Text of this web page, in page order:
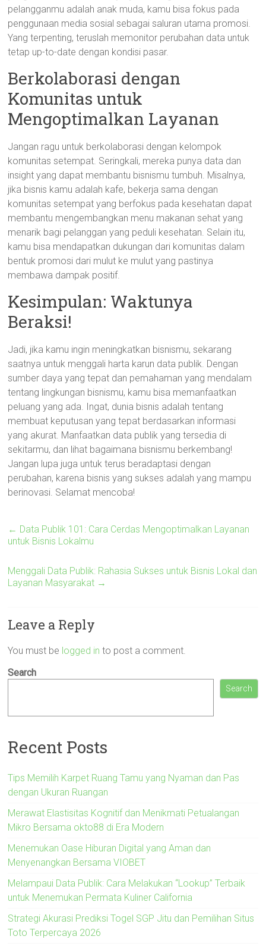
pelangganmu adalah anak muda, kamu bisa fokus pada
penggunaan media sosial sebagai saluran utama promosi.
Yang terpenting, teruslah memonitor perubahan data untuk
tetap up-to-date dengan kondisi pasar.
Berkolaborasi dengan
Komunitas untuk
Mengoptimalkan Layanan
Jangan ragu untuk berkolaborasi dengan kelompok
komunitas setempat. Seringkali, mereka punya data dan
insight yang dapat membantu bisnismu tumbuh. Misalnya,
jika bisnis kamu adalah kafe, bekerja sama dengan
komunitas setempat yang berfokus pada kesehatan dapat
membantu mengembangkan menu makanan sehat yang
menarik bagi pelanggan yang peduli kesehatan. Selain itu,
kamu bisa mendapatkan dukungan dari komunitas dalam
bentuk promosi dari mulut ke mulut yang pastinya
membawa dampak positif.
Kesimpulan: Waktunya
Beraksi!
Jadi, jika kamu ingin meningkatkan bisnismu, sekarang
saatnya untuk menggali harta karun data publik. Dengan
sumber daya yang tepat dan pemahaman yang mendalam
tentang lingkungan bisnismu, kamu bisa memanfaatkan
peluang yang ada. Ingat, dunia bisnis adalah tentang
membuat keputusan yang tepat berdasarkan informasi
yang akurat. Manfaatkan data publik yang tersedia di
sekitarmu, dan lihat bagaimana bisnismu berkembang!
Jangan lupa juga untuk terus beradaptasi dengan
perubahan, karena bisnis yang sukses adalah yang mampu
berinovasi. Selamat mencoba!
← Data Publik 101: Cara Cerdas Mengoptimalkan Layanan
untuk Bisnis Lokalmu
Menggali Data Publik: Rahasia Sukses untuk Bisnis Lokal dan
Layanan Masyarakat →
Leave a Reply
You must be logged in to post a comment.
Search
Search
Recent Posts
Tips Memilih Karpet Ruang Tamu yang Nyaman dan Pas
dengan Ukuran Ruangan
Merawat Elastisitas Kognitif dan Menikmati Petualangan
Mikro Bersama okto88 di Era Modern
Menemukan Oase Hiburan Digital yang Aman dan
Menyenangkan Bersama VIOBET
Melampaui Data Publik: Cara Melakukan “Lookup” Terbaik
untuk Menemukan Permata Kuliner California
Strategi Akurasi Prediksi Togel SGP Jitu dan Pemilihan Situs
Toto Terpercaya 2026